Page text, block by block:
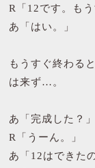
R「12です。も
あ「はい。」
もうすぐ終わる
は来ず…。
あ「完成した？」
R「うーん。」
あ「12はできた